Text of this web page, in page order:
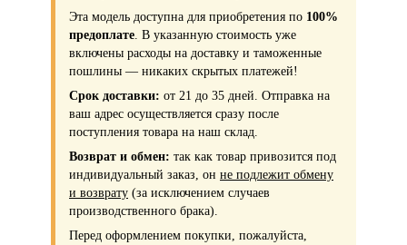
Эта модель доступна для приобретения по 100%
предоплате . В указанную стоимость уже
включены расходы на доставку и таможенные
пошлины — никаких скрытых платежей!
Срок доставки: от 21 до 35 дней. Отправка на
ваш адрес осуществляется сразу после
поступления товара на наш склад.
Возврат и обмен: так как товар привозится под
индивидуальный заказ, он не подлежит обмену
и возврату (за исключением случаев
производственного брака).
Перед оформлением покупки, пожалуйста,